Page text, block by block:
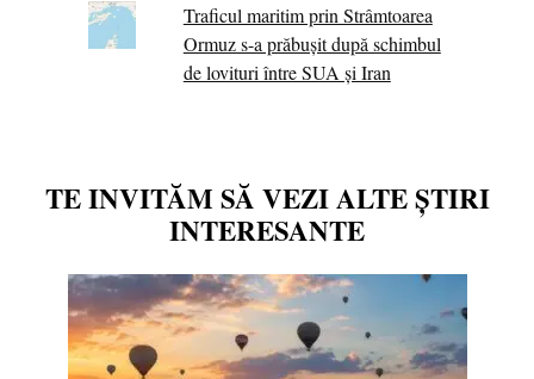
Traficul maritim prin Strâmtoarea
Ormuz s-a prăbușit după schimbul
de lovituri între SUA şi Iran
TE INVITĂM SĂ VEZI ALTE ȘTIRI
INTERESANTE